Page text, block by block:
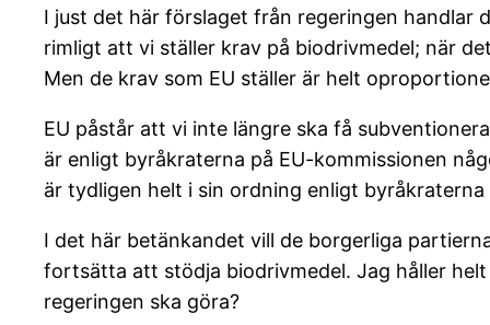
I just det här förslaget från regeringen handlar
rimligt att vi ställer krav på biodrivmedel; när
Men de krav som EU ställer är helt
EU påstår att vi inte längre ska få
är enligt byråkraterna på EU-kommissionen
är tydligen helt i sin ordning enligt byråkraterna
I det här betänkandet vill de borgerliga
fortsätta att stödja biodrivmedel. Jag håller
regeringen ska göra?